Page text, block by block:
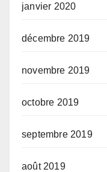
janvier 2020
décembre 2019
novembre 2019
octobre 2019
septembre 2019
août 2019